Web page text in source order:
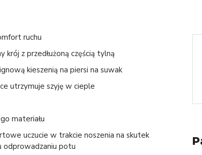
ruchu
z przedłużoną częścią tylną
kieszenią na piersi na suwak
utrzymuje szyję w cieple
materiału
uczucie w trakcie noszenia na skutek
odprowadzaniu potu